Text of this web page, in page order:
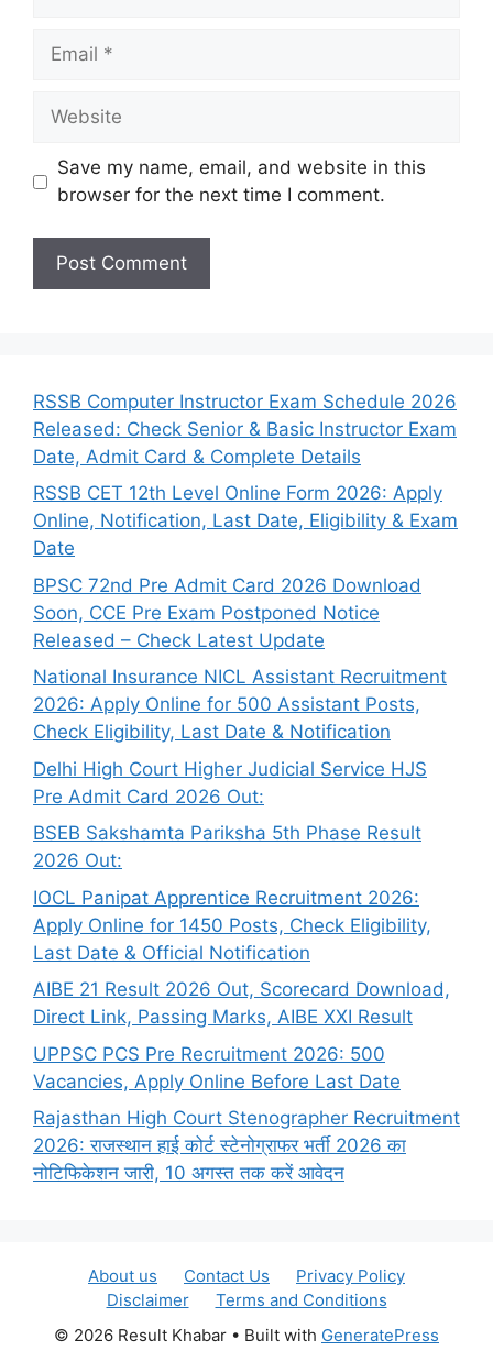
Email
Website
Save my name, email, and website in this
browser for the next time I comment.
RSSB Computer Instructor Exam Schedule 2026
Released: Check Senior & Basic Instructor Exam
Date, Admit Card & Complete Details
RSSB CET 12th Level Online Form 2026: Apply
Online, Notification, Last Date, Eligibility & Exam
Date
BPSC 72nd Pre Admit Card 2026 Download
Soon, CCE Pre Exam Postponed Notice
Released – Check Latest Update
National Insurance NICL Assistant Recruitment
2026: Apply Online for 500 Assistant Posts,
Check Eligibility, Last Date & Notification
Delhi High Court Higher Judicial Service HJS
Pre Admit Card 2026 Out:
BSEB Sakshamta Pariksha 5th Phase Result
2026 Out:
IOCL Panipat Apprentice Recruitment 2026:
Apply Online for 1450 Posts, Check Eligibility,
Last Date & Official Notification
AIBE 21 Result 2026 Out, Scorecard Download,
Direct Link, Passing Marks, AIBE XXI Result
UPPSC PCS Pre Recruitment 2026: 500
Vacancies, Apply Online Before Last Date
Rajasthan High Court Stenographer Recruitment
2026: राजस्थान हाई कोर्ट स्टेनोग्राफर भर्ती 2026 का
नोटिफिकेशन जारी, 10 अगस्त तक करें आवेदन
About us Contact Us
Privacy Policy
Disclaimer
Terms and Conditions
© 2026 Result Khabar • Built with GeneratePress